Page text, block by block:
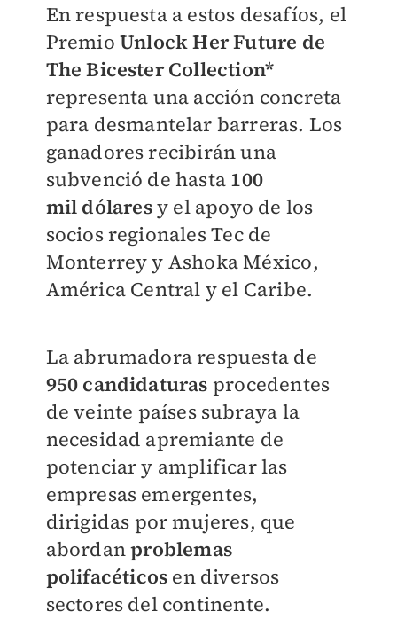
En respuesta a estos desafíos, el
Premio Unlock Her Future de
The Bicester Collection*
representa una acción concreta
para desmantelar barreras. Los
ganadores recibirán una
subvenció de hasta 100
mil dólaresy el apoyo de los
socios regionalesTec de
Monterrey y Ashoka México,
América Central y el Caribe.
La abrumadora respuesta de
950 candidaturas procedentes
de veinte países subraya la
necesidad apremiante de
potenciar y amplificar las
empresas emergentes,
dirigidas por mujeres, que
abordanproblemas
polifacéticos en diversos
sectores del continente.